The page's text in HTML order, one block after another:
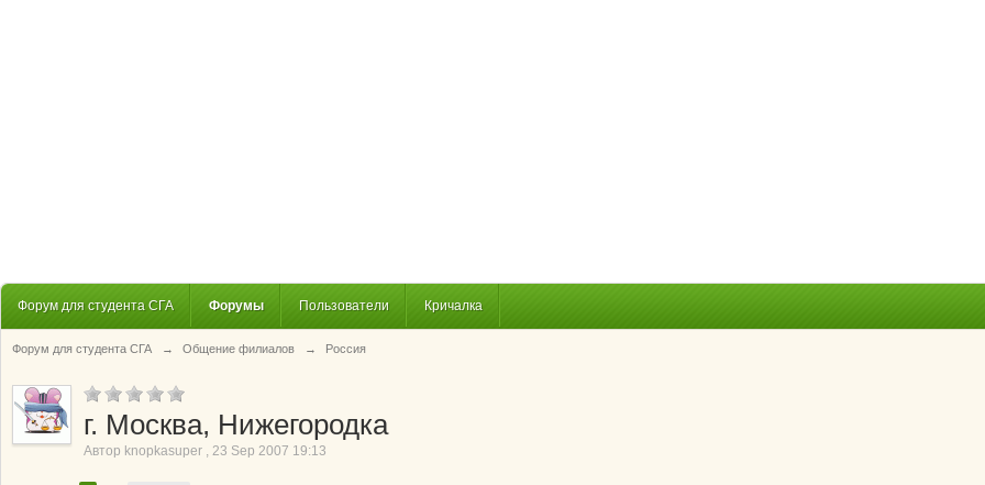
Форум для студента СГА Форумы Пользователи Кричалка
Форум для студента СГА → Общение филиалов → Россия
г. Москва, Нижегородка
Автор knopkasuper , 23 Sep 2007 19:13